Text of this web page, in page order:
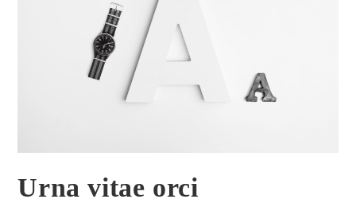
Urna vitae orci